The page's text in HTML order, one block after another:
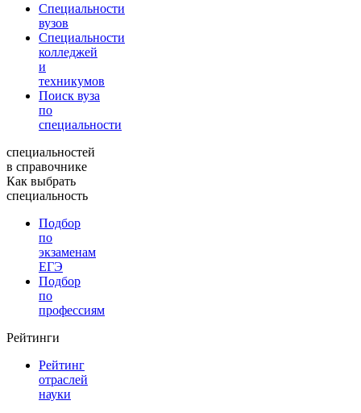
Специальности
вузов
Специальности
колледжей
и
техникумов
Поиск вуза
по
специальности
специальностей
в справочнике
Как выбрать
специальность
Подбор
по
экзаменам
ЕГЭ
Подбор
по
профессиям
Рейтинги
Рейтинг
отраслей
науки